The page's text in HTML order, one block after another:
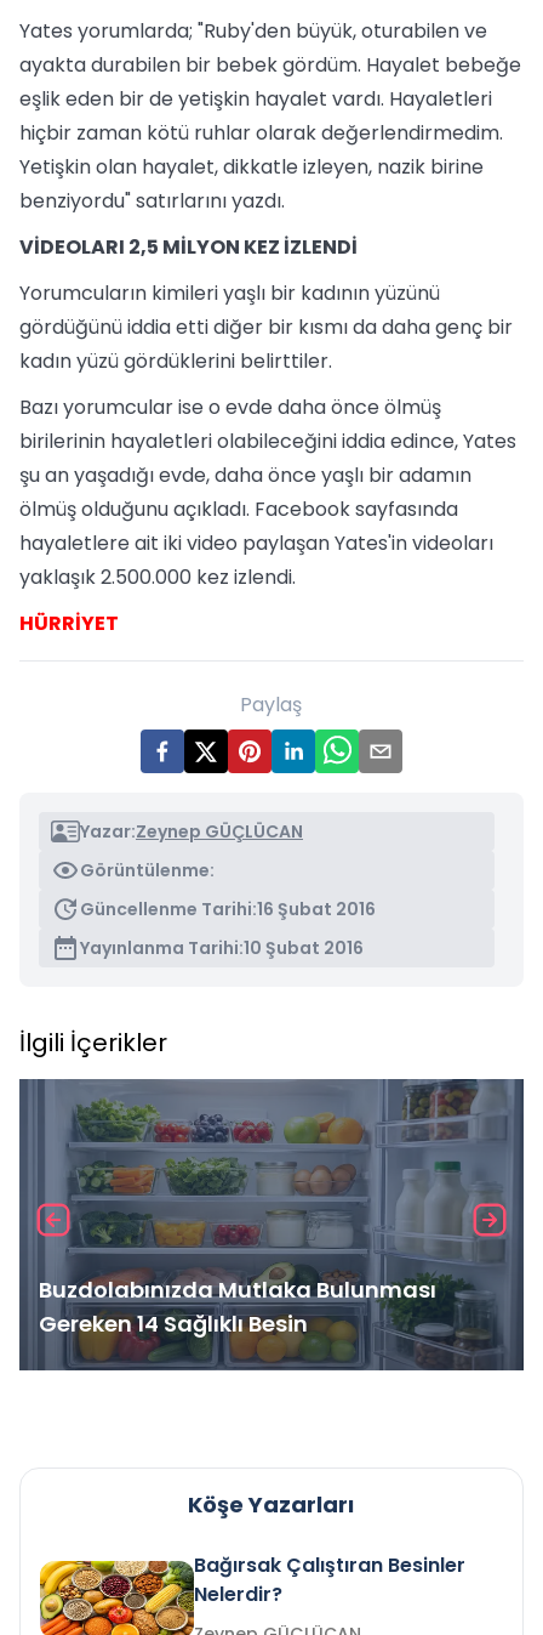
Yates yorumlarda; "Ruby'den büyük, oturabilen ve
ayakta durabilen bir bebek gördüm. Hayalet bebeğe
eşlik eden bir de yetişkin hayalet vardı. Hayaletleri
hiçbir zaman kötü ruhlar olarak değerlendirmedim.
Yetişkin olan hayalet, dikkatle izleyen, nazik birine
benziyordu" satırlarını yazdı.
VİDEOLARI 2,5 MİLYON KEZ İZLENDİ
Yorumcuların kimileri yaşlı bir kadının yüzünü
gördüğünü iddia etti diğer bir kısmı da daha genç bir
kadın yüzü gördüklerini belirttiler.
Bazı yorumcular ise o evde daha önce ölmüş
birilerinin hayaletleri olabileceğini iddia edince, Yates
şu an yaşadığı evde, daha önce yaşlı bir adamın
ölmüş olduğunu açıkladı. Facebook sayfasında
hayaletlere ait iki video paylaşan Yates'in videoları
yaklaşık 2.500.000 kez izlendi.
HÜRRİYET
Paylaş
Yazar:Zeynep GÜÇLÜCAN
Görüntülenme:
Güncellenme Tarihi:16 Şubat 2016
Yayınlanma Tarihi:10 Şubat 2016
İlgili İçerikler
Buzdolabınızda Mutlaka Bulunması
Gereken 14 Sağlıklı Besin
Köşe Yazarları
Bağırsak Çalıştıran Besinler
Nelerdir?